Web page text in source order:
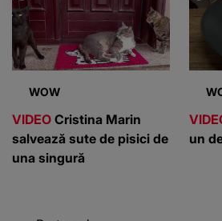
WOW
VIDEO Cristina Marin
salvează sute de pisici de
una singură
un